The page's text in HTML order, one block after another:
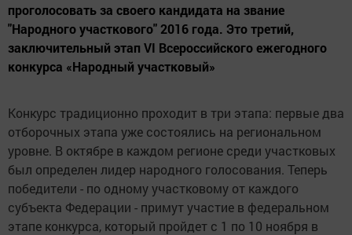
проголосовать за своего кандидата на звание
"Народного участкового" 2016 года. Это третий,
заключительный этап VI Всероссийского ежегодного
конкурса «Народный участковый»
Конкурс традиционно проходит в три этапа: первые два
отборочных этапа уже состоялись на региональном
уровне. В октябре в каждом регионе среди участковых
был определен лидер народного голосования. Теперь
победители - по одному участковому от каждого
субъекта Федерации - примут участие в федеральном
этапе конкурса, который пройдет с 1 по 10 ноября в